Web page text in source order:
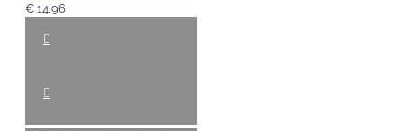
€ 14,96